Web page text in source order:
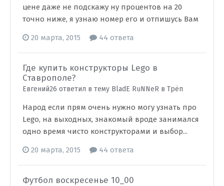
цене даже не подскажу ну процентов на 20
точно ниже, я узнаю номер его и отпишусь Вам
20 марта, 2015 44 ответа
Где купить конструкторы Lego в
Ставрополе?
Евгений26 ответил в тему BladE RuNNeR в Трёп
Народ если прям очень нужно могу узнать про
Lego, на выходных, знакомый вроде занимался
одно время чисто конструкторами и выбор...
20 марта, 2015 44 ответа
Футбол воскресенье 10_00